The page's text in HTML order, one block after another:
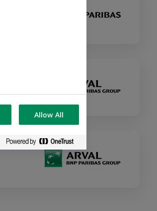
Allow All